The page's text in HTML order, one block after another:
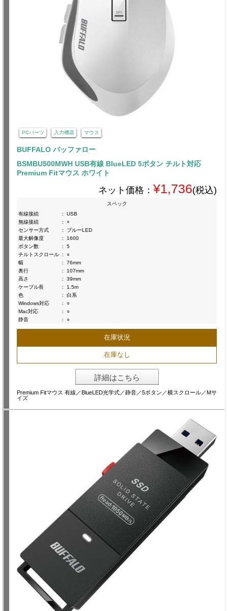
PCパーツ 入力機器 マウス
BUFFALO バッファロー
BSMBU500MWH USB有線 BlueLED 5ボタン チルト対応
Premium Fitマウス ホワイト
ネット価格： ¥1,736(税込)
スペック
有線接続
:
USB
無線接続
:
×
センサー方式
:
ブルーLED
最大解像度
:
1600
ボタン数
:
5
チルトスクロール :
○
幅
:
76mm
奥行
:
107mm
高さ
:
39mm
ケーブル長
:
1.5m
色
:
白系
Windows対応
:
○
Mac対応
:
○
静音
: ○
在庫状況
在庫なし
詳細はこちら
Premium Fitマウス 有線／BlueLED光学式／静音／5ボタン／横スクロール／Mサ
イズ